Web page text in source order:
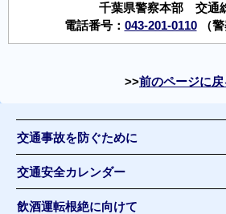
千葉県警察本部 交通
電話番号： 043-201-0110（警
前のページに戻
交通事故を防ぐために
交通安全カレンダー
飲酒運転根絶に向けて